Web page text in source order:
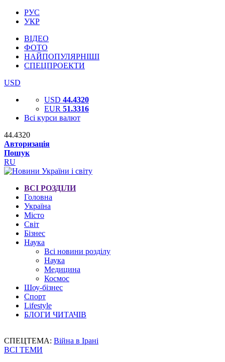
РУС
УКР
ВІДЕО
ФОТО
НАЙПОПУЛЯРНІШІ
СПЕЦПРОЕКТИ
USD
USD 44.4320
EUR 51.3316
Всі курси валют
44.4320
Авторизація
Пошук
RU
ВСІ РОЗДІЛИ
Головна
Україна
Місто
Світ
Бізнес
Наука
Всі новини розділу
Наука
Медицина
Космос
Шоу-бізнес
Спорт
Lifestyle
БЛОГИ ЧИТАЧІВ
СПЕЦТЕМА: Війна в Ірані
ВСІ ТЕМИ